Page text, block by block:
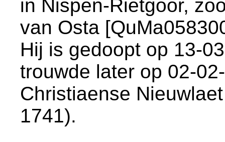
in Nispen-Rietgoor,
van Osta
Hij is gedoopt op 13-
trouwde later op 02-
Christiaense
1741).